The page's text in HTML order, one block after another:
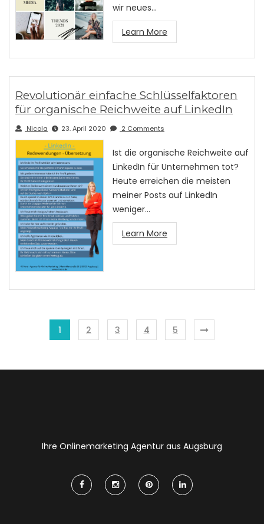
wir neues…
Learn More
Revolutionär einfache Schlüsselfaktoren
für organische Reichweite auf LinkedIn
Nicola 23. April 2020 2 Comments
Ist die organische Reichweite auf
LinkedIn für Unternehmen tot?
Heute erreichen die meisten
meiner Posts auf LinkedIn
weniger…
Learn More
1 2 3 4 5
Ihre Onlinemarketing Agentur aus Augsburg